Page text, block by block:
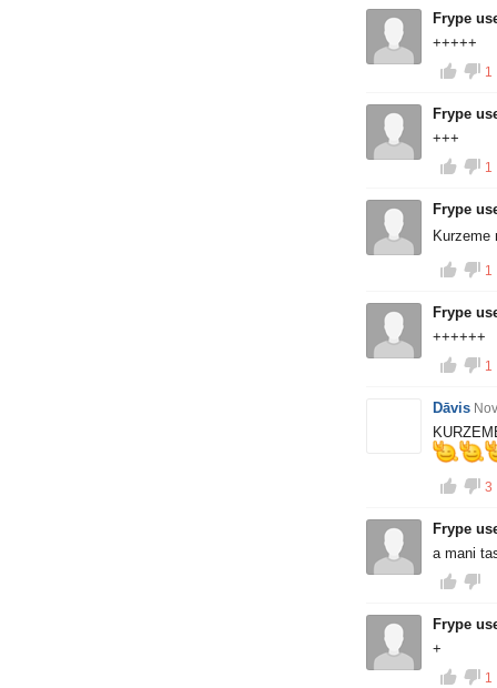
Frype
+++++
1
Frype
+++
1
Frype
Kurzeme
1
Frype
++++++
1
Dāvis
3
Frype
a mani
Frype
+
1